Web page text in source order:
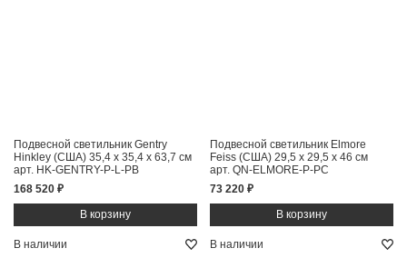
Подвесной светильник Gentry
Hinkley (США) 35,4 x 35,4 x 63,7 см
арт. HK-GENTRY-P-L-PB
168 520 ₽
Подвесной светильник Elmore
Feiss (США) 29,5 x 29,5 x 46 см
арт. QN-ELMORE-P-PC
73 220 ₽
В наличии В наличии